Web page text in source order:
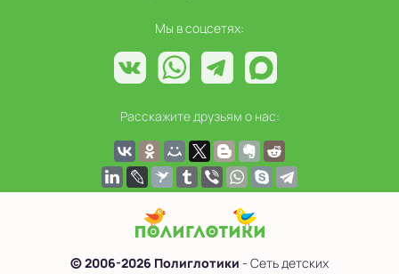
Мы в соцсетях:
Расскажите друзьям о нас:
© 2006-2026 Полиглотики - Сеть детских